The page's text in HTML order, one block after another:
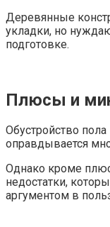
Деревянные
укладки, но
подготовке.
Плюсы и
Обустройство
оправдывается
Однако кроме
недостатки,
аргументом в